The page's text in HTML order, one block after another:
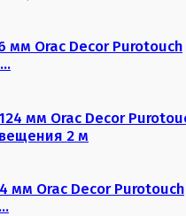
мм Orac Decor Purotouch
мм Orac Decor Purotouch